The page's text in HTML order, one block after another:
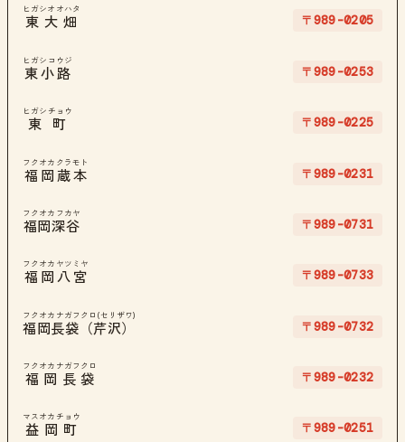
東大畑
ヒガシオオハタ
〒989-0205
東小路
ヒガシコウジ
〒989-0253
東町
ヒガシチョウ
〒989-0225
福岡蔵本
フクオカクラモト
〒989-0231
福岡深谷
フクオカフカヤ
〒989-0731
福岡八宮
フクオカヤツミヤ
〒989-0733
福岡長袋（芹沢）
フクオカナガフクロ(セリザワ)
〒989-0732
福岡長袋
フクオカナガフクロ
〒989-0232
益岡町
マスオカチョウ
〒989-0251